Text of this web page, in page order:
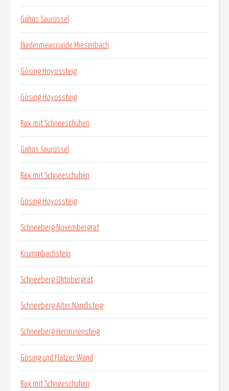
Gahns Saurüssel
Biedermeierrunde Miesenbach
Gösing Hoyossteig
Gösing Hoyossteig
Rax mit Schneeschuhen
Gahns Saurüssel
Rax mit Schneeschuhen
Gösing Hoyossteig
Schneeberg Novembergrat
Krummbachstein
Schneeberg Oktobergrat
Schneeberg Alter Nandlsteig
Schneeberg Herminensteig
Gösing und Flatzer Wand
Rax mit Schneeschuhen